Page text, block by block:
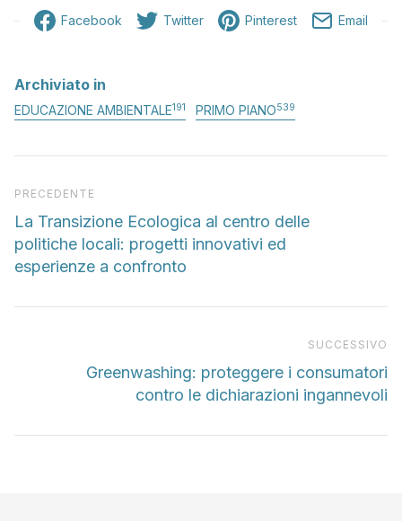
Facebook Twitter Pinterest Email
Archiviato in
EDUCAZIONE AMBIENTALE191 PRIMO PIANO539
Articolo precedente
PRECEDENTE
La Transizione Ecologica al centro delle
politiche locali: progetti innovativi ed
esperienze a confronto
SUCCESSIVO
Greenwashing: proteggere i consumatori
contro le dichiarazioni ingannevoli